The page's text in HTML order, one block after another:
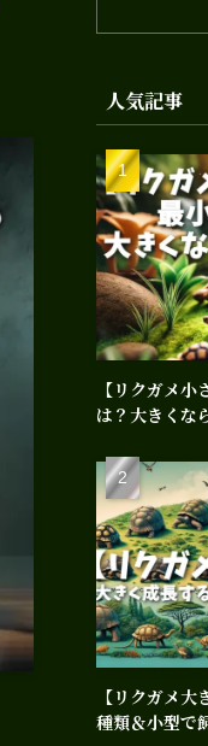
人気記事
【リクガメ
は？大きくな
【リクガメ
種類＆小型で